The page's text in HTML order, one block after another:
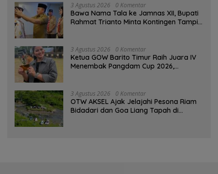
3 Agustus 2026 0 Komentar
Bawa Nama Tala ke Jamnas XII, Bupati
Rahmat Trianto Minta Kontingen Tampil
3 Agustus 2026 0 Komentar
Ketua GOW Barito Timur Raih Juara IV
Menembak Pangdam Cup 2026,
3 Agustus 2026 0 Komentar
OTW AKSEL Ajak Jelajahi Pesona Riam
Bidadari dan Goa Liang Tapah di